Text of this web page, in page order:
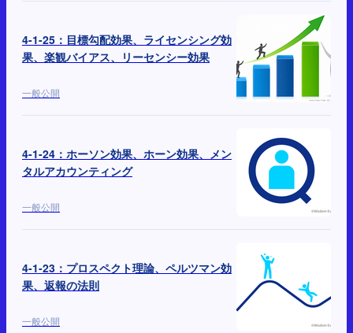
4-1-25：目標勾配効果、ライセンシング効
果、楽観バイアス、リーセンシー効果
一般公開
4-1-24：ホーソン効果、ホーン効果、メン
タルアカウンティング
一般公開
4-1-23：プロスペクト理論、ペルツマン効
果、返報の法則
一般公開